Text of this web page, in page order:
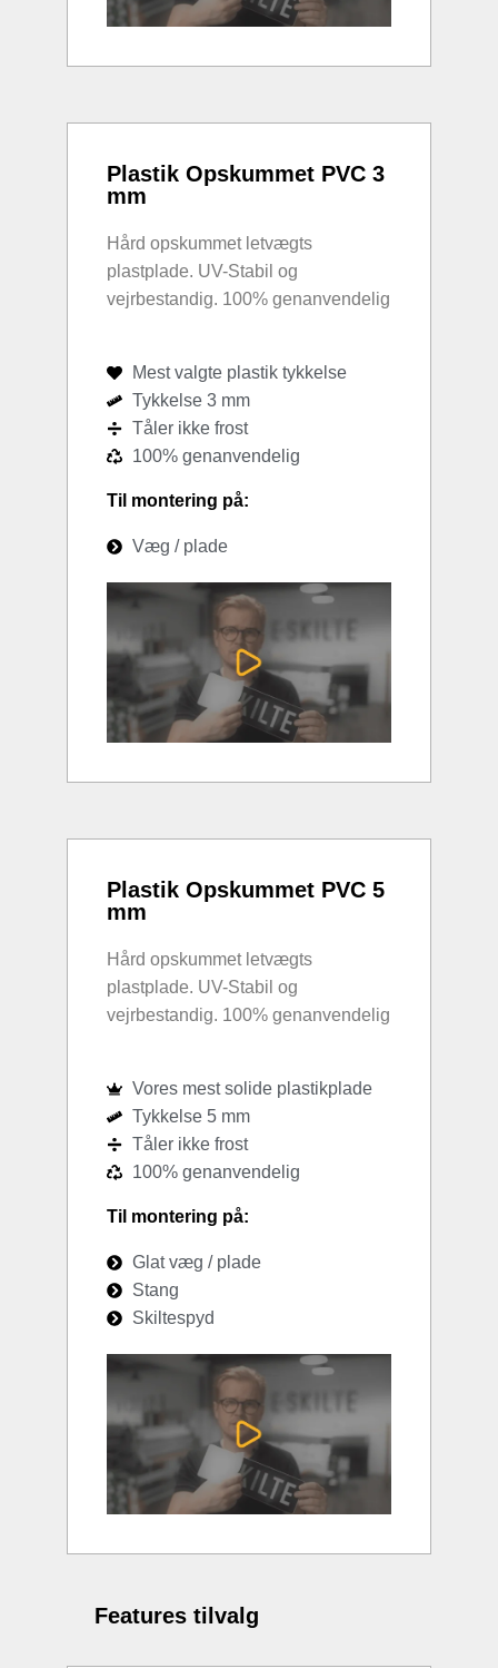
Plastik Opskummet PVC 3
mm
Hård opskummet letvægts
plastplade. UV-Stabil og
vejrbestandig. 100% genanvendelig
Mest valgte plastik tykkelse
Tykkelse 3 mm
Tåler ikke frost
100% genanvendelig
Til montering på:
Væg / plade
Plastik Opskummet PVC 5
mm
Hård opskummet letvægts
plastplade. UV-Stabil og
vejrbestandig. 100% genanvendelig
Vores mest solide plastikplade
Tykkelse 5 mm
Tåler ikke frost
100% genanvendelig
Til montering på:
Glat væg / plade
Stang
Skiltespyd
Features tilvalg